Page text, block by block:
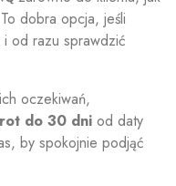
dobra opcja, jeśli
od razu sprawdzić
oczekiwań,
do 30 dni od daty
by spokojnie podjąć